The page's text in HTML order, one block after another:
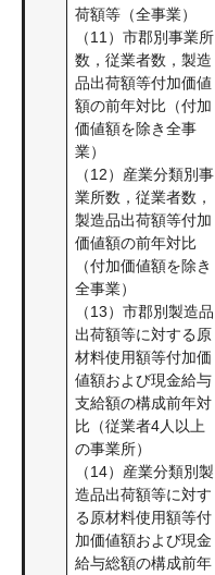
荷額等（全事業）
（11）市郡別事業所
数，従業者数，製造
品出荷額等付加価値
額の前年対比（付加
価値額を除き全事
業）
（12）産業分類別事
業所数，従業者数，
製造品出荷額等付加
価値額の前年対比
（付加価値額を除き
全事業）
（13）市郡別製造品
出荷額等に対する原
材料使用額等付加価
値額および現金給与
支給額の構成前年対
比（従業者4人以上
の事業所）
（14）産業分類別製
造品出荷額等に対す
る原材料使用額等付
加価値額および現金
給与総額の構成前年